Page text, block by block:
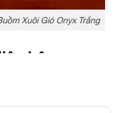
Xuôi Gió Onyx Trắng
hệ:
CHỌN SỐ 1 VỀ ĐÁ